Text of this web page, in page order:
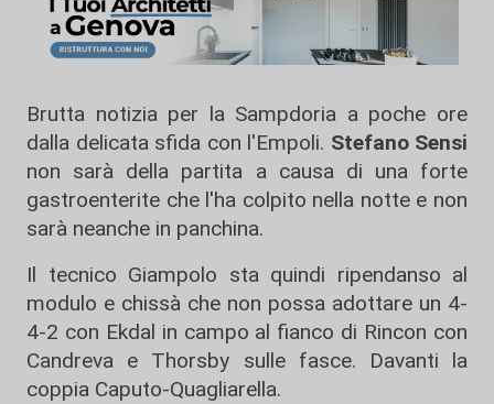
Brutta notizia per la Sampdoria a poche ore
dalla delicata sfida con l'Empoli. Stefano Sensi
non sarà della partita a causa di una forte
gastroenterite che l'ha colpito nella notte e non
sarà neanche in panchina.
Il tecnico Giampolo sta quindi ripendanso al
modulo e chissà che non possa adottare un 4-
4-2 con Ekdal in campo al fianco di Rincon con
Candreva e Thorsby sulle fasce. Davanti la
coppia Caputo-Quagliarella.